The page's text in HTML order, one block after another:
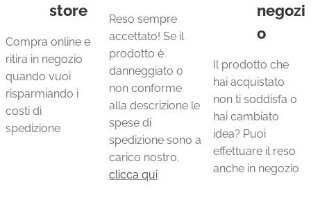
store
Compra online e
ritira in negozio
quando vuoi
risparmiando i
costi di
spedizione
Reso sempre
accettato! Se il
prodotto è
danneggiato o
non conforme
alla descrizione le
spese di
spedizione sono a
carico nostro.
clicca qui
negozi
o
Il prodotto che
hai acquistato
non ti soddisfa o
hai cambiato
idea? Puoi
effettuare il reso
anche in negozio